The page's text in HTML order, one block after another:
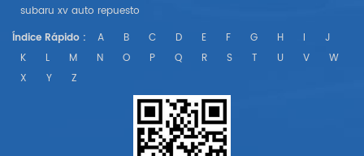
subaru xv auto repuesto
Índice Rápido :
A B C D E F G H I
J
K
L M N O P Q R S T U V
W
X
Y Z